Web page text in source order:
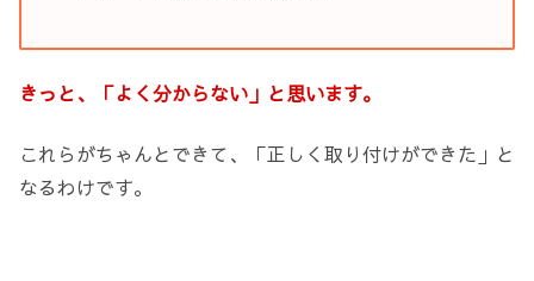
きっと、「よく分からない」と思います。
これらがちゃんとできて、「正しく取り付けができた」と
なるわけです。